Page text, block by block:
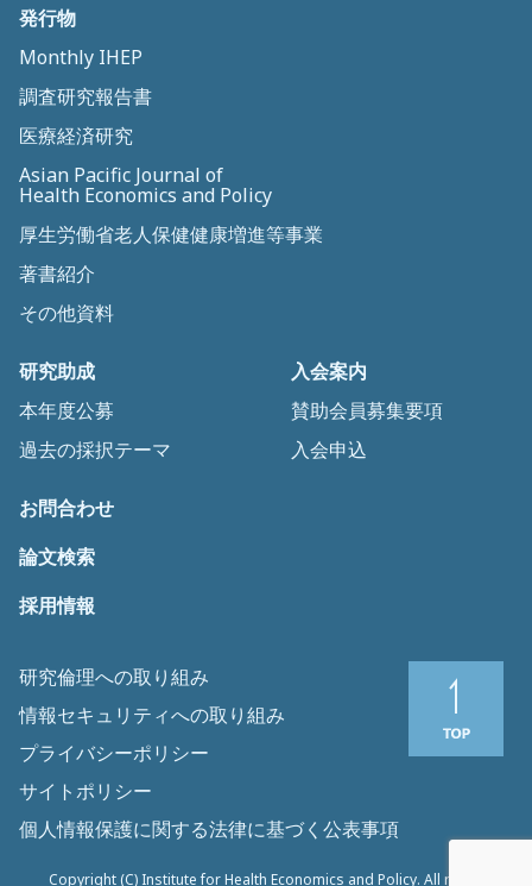
発行物
Monthly IHEP
調査研究報告書
医療経済研究
Asian Pacific Journal of
Health Economics and Policy
厚生労働省老人保健健康増進等事業
著書紹介
その他資料
研究助成
本年度公募
過去の採択テーマ
入会案内
賛助会員募集要項
入会申込
お問合わせ
論文検索
採用情報
研究倫理への取り組み
情報セキュリティへの取り組み
プライバシーポリシー
サイトポリシー
個人情報保護に関する法律に基づく公表事項
Copyright (C) Institute for Health Economics and Policy. All rights